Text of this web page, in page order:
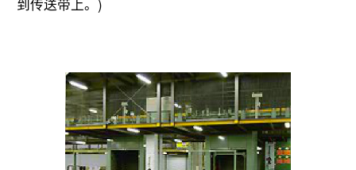
到传送带上。)